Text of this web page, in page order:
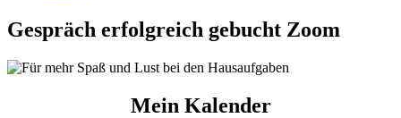
Gespräch erfolgreich gebucht Zoom
Mein Kalender